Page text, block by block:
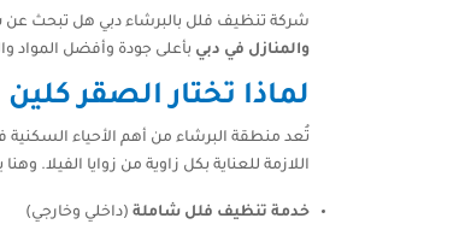
شركة تنظيف فلل بالبرشاء دبي هل تبحث عن
والمنازل في دبي بأعلى جودة وأفضل المواد
لماذا تختار الصقر
تُعد منطقة البرشاء من أهم الأحياء
اللازمة للعناية بكل زاوية من زوايا الفيلا. وهنا
خدمة تنظيف فلل شاملة (داخلي وخارجي)